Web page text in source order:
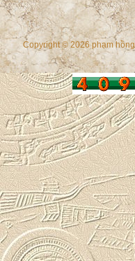
Copyright © 2026 phạm